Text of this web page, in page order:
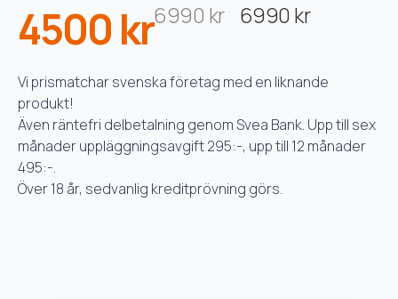
4500 kr6990 kr 6990 kr
Vi prismatchar svenska företag med en liknande
produkt!
Även räntefri delbetalning genom Svea Bank. Upp till sex
månader uppläggningsavgift 295:-, upp till 12 månader
495:-.
Över 18 år, sedvanlig kreditprövning görs.